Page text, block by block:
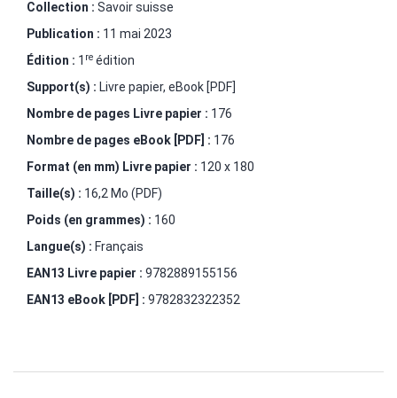
Collection : Savoir suisse
Publication : 11 mai 2023
Édition : 1 re édition
Support(s) : Livre papier, eBook [PDF]
Nombre de pages Livre papier : 176
Nombre de pages eBook [PDF] : 176
Format (en mm) Livre papier : 120 x 180
Taille(s) : 16,2 Mo (PDF)
Poids (en grammes) : 160
Langue(s) : Français
EAN13 Livre papier : 9782889155156
EAN13 eBook [PDF] : 9782832322352